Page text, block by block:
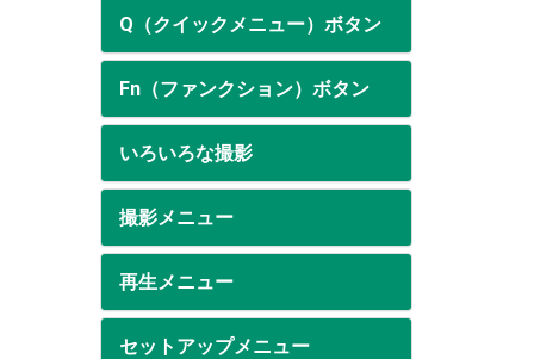
Q（クイックメニュー）ボタン
Fn（ファンクション）ボタン
いろいろな撮影
撮影メニュー
再生メニュー
セットアップメニュー